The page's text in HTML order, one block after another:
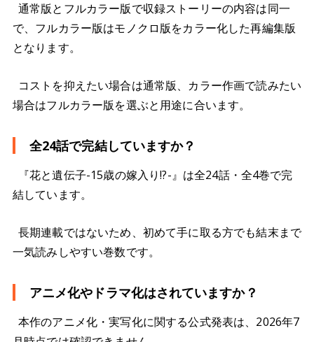
通常版とフルカラー版で収録ストーリーの内容は同一
で、フルカラー版はモノクロ版をカラー化した再編集版
となります。
コストを抑えたい場合は通常版、カラー作画で読みたい
場合はフルカラー版を選ぶと用途に合います。
全24話で完結していますか？
『花と遺伝子-15歳の嫁入り!?-』は全24話・全4巻で完
結しています。
長期連載ではないため、初めて手に取る方でも結末まで
一気読みしやすい巻数です。
アニメ化やドラマ化はされていますか？
本作のアニメ化・実写化に関する公式発表は、2026年7